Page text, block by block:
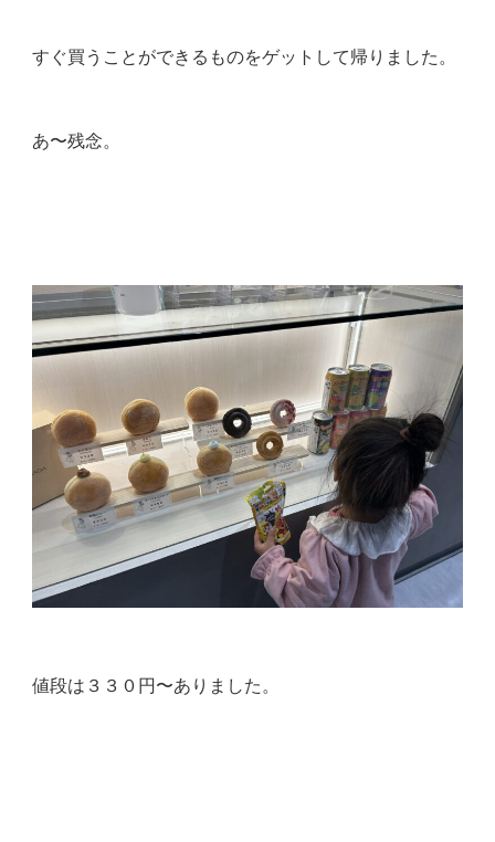
すぐ買うことができるものをゲットして帰りました。
あ〜残念。
値段は３３０円〜ありました。